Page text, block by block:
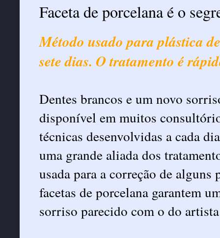
Faceta de porcelana é o
Método usado para plástica
sete dias. O tratamento é
Dentes brancos e um novo
disponível em muitos
técnicas desenvolvidas a cada
uma grande aliada dos
usada para a correção de
facetas de porcelana garantem
sorriso parecido com o do